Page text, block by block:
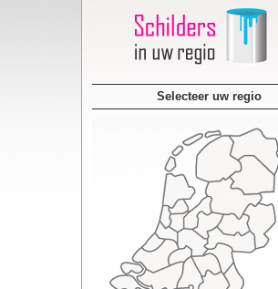
Selecteer uw regio